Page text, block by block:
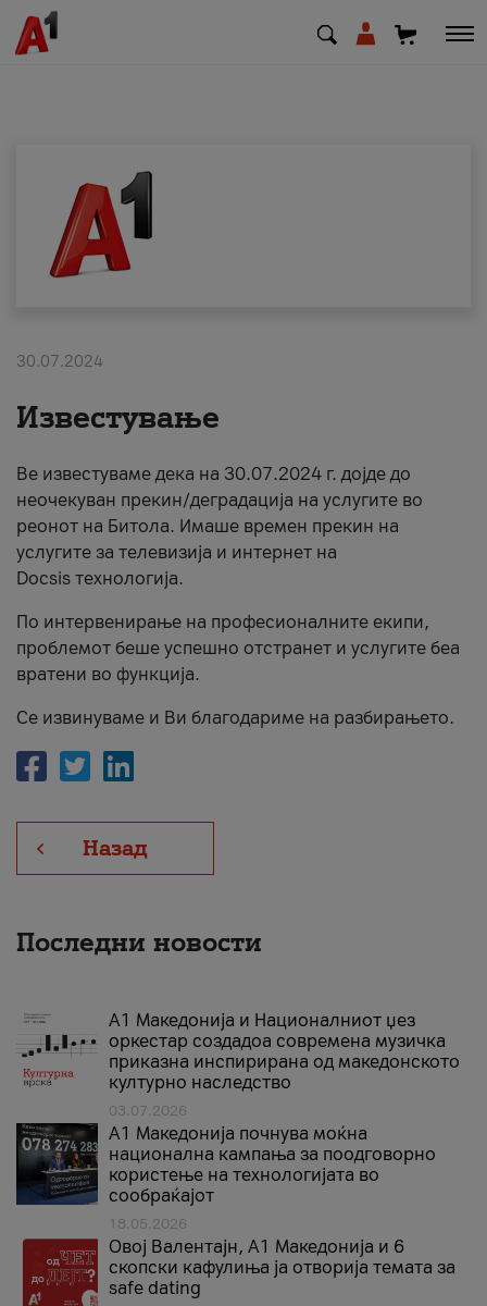
EN
Надополни кредит
Плати сметка
За нас
#ПодобарОнлајн
30.07.2024
Известување
Ве известуваме дека на 30.07.2024 г. дојде до
неочекуван прекин/деградација на услугите во
реонот на Битола. Имаше времен прекин на
услугите за телевизија и интернет на
Docsis технологија.
По интервенирање на професионалните екипи,
проблемот беше успешно отстранет и услугите беа
вратени во функција.
Се извинуваме и Ви благодариме на разбирањето.
Назад
Последни новости
А1 Македонија и Националниот џез
оркестар создадоа современа музичка
приказна инспирирана од македонското
културно наследство
03.07.2026
A1 Македонија почнува моќна
национална кампања за поодговорно
користење на технологијата во
сообраќајот
18.05.2026
Овој Валентајн, A1 Македонија и 6
скопски кафулиња ја отворија темата за
safe dating